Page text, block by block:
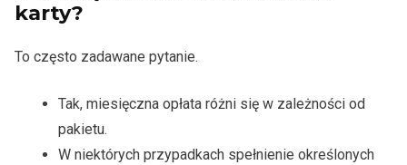
karty?
To często zadawane pytanie.
Tak, miesięczna opłata różni się w zależności od
pakietu.
W niektórych przypadkach spełnienie określonych